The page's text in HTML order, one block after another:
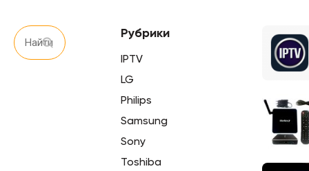
Рубрики
IPTV
LG
Philips
Samsung
Sony
Toshiba